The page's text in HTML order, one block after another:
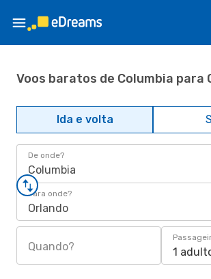
Voos baratos de Columbia para
Ida e volta
De onde?
Columbia
Para onde?
Orlando
Quando? 1